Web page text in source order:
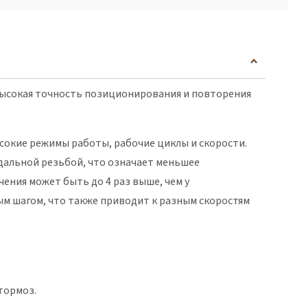
точность позиционирования и повторения
режимы работы, рабочие циклы и скорости.
резьбой, что означает меньшее
может быть до 4 раз выше, чем у
шагом, что также приводит к разным скоростям